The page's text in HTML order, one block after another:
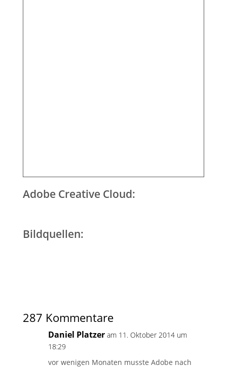
Adobe Creative Cloud:
Bildquellen:
287 Kommentare
Daniel Platzer am 11. Oktober 2014 um
18:29
vor wenigen Monaten musste Adobe nach